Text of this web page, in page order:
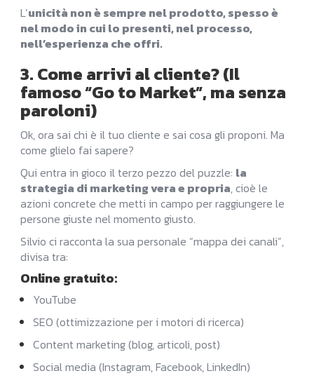
L’unicità non è sempre nel prodotto, spesso è
nel modo in cui lo presenti, nel processo,
nell’esperienza che offri.
3. Come arrivi al cliente? (Il
famoso “Go to Market”, ma senza
paroloni)
Ok, ora sai chi è il tuo cliente e sai cosa gli proponi. Ma
come glielo fai sapere?
Qui entra in gioco il terzo pezzo del puzzle: la
strategia di marketing vera e propria, cioè le
azioni concrete che metti in campo per raggiungere le
persone giuste nel momento giusto.
Silvio ci racconta la sua personale “mappa dei canali”,
divisa tra:
Online gratuito:
YouTube
SEO (ottimizzazione per i motori di ricerca)
Content marketing (blog, articoli, post)
Social media (Instagram, Facebook, LinkedIn)